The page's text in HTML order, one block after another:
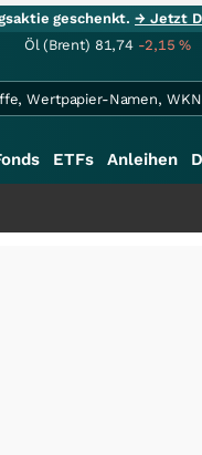
geschenkt.→ Jetzt
Öl (Brent) 81,74 -2,15%
ETFs Anleihen